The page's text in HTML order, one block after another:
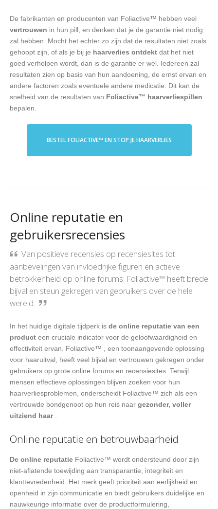
De fabrikanten en producenten van Foliactive™ hebben veel
vertrouwen in hun pill, en denken dat je de garantie niet nodig
zal hebben. Mocht het echter zo zijn dat de resultaten niet zoals
gehoopt zijn, of als je bij je haarverlies ontdekt dat het niet
goed verholpen wordt, dan is de garantie er wel. Iedereen zal
resultaten zien op basis van hun aandoening, de ernst ervan en
andere factoren zoals eventuele andere medicatie. Dit kan de
snelheid van de resultaten van Foliactive™ haarverliespillen
bepalen.
BESTEL FOLIACTIVE™ EN STOP JE HAARVERLIES
Online reputatie en
gebruikersrecensies
Van positieve recensies op recensiesites tot
aanbevelingen van invloedrijke figuren en actieve
betrokkenheid op online forums: Foliactive™ heeft brede
bijval en steun gekregen van gebruikers over de hele
wereld.
In het huidige digitale tijdperk is de online reputatie van een
product een cruciale indicator voor de geloofwaardigheid en
effectiviteit ervan. Foliactive™ , een toonaangevende oplossing
voor haaruitval, heeft veel bijval en vertrouwen gekregen onder
gebruikers op grote online forums en recensiesites. Terwijl
mensen effectieve oplossingen blijven zoeken voor hun
haarverliesproblemen, onderscheidt Foliactive™ zich als een
vertrouwde bondgenoot op hun reis naar gezonder, voller
uitziend haar.
Online reputatie en betrouwbaarheid
De online reputatie Foliactive™ wordt ondersteund door zijn
niet-aflatende toewijding aan transparantie, integriteit en
klanttevredenheid. Het merk geeft prioriteit aan eerlijkheid en
openheid in zijn communicatie en biedt gebruikers duidelijke en
nauwkeurige informatie over de productformulering,